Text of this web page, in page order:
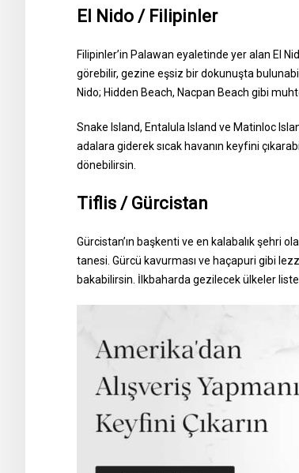
El Nido / Filipinler
Filipinler’in Palawan eyaletinde yer alan El
görebilir, gezine eşsiz bir dokunuşta
Nido; Hidden Beach, Nacpan Beach gibi
Snake Island, Entalula Island ve Matinloc
adalara giderek sıcak havanın keyfini
dönebilirsin.
Tiflis / Gürcistan
Gürcistan’ın başkenti ve en kalabalık şehri
tanesi. Gürcü kavurması ve haçapuri gibi
bakabilirsin. İlkbaharda gezilecek ülkeler